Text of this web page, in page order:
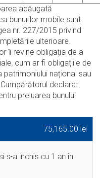
adăugată
bunurilor mobile sunt
nr. 227/2015 privind
ulterioare.
îi revine obligația de a
cum ar fi obligațiile de
național sau
declarat
preluarea bunului
75,165.00 lei
s-a inchis cu 1 an în